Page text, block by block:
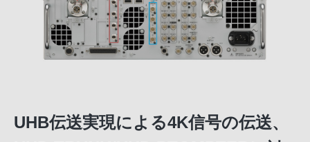
UHB伝送実現による4K信号の伝送、